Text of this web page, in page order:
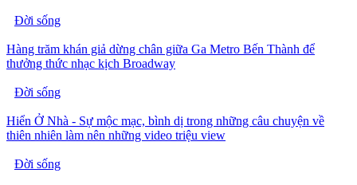
Đời sống
Hàng trăm khán giả dừng chân giữa Ga Metro Bến Thành để
thưởng thức nhạc kịch Broadway
Đời sống
Hiển Ở Nhà - Sự mộc mạc, bình dị trong những câu chuyện về
thiên nhiên làm nên những video triệu view
Đời sống